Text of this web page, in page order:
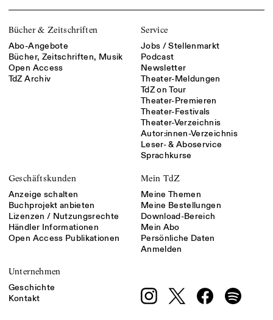
Bücher & Zeitschriften
Abo-Angebote
Bücher, Zeitschriften, Musik
Open Access
TdZ Archiv
Service
Jobs / Stellenmarkt
Podcast
Newsletter
Theater-Meldungen
TdZ on Tour
Theater-Premieren
Theater-Festivals
Theater-Verzeichnis
Autor:innen-Verzeichnis
Leser- & Aboservice
Sprachkurse
Geschäftskunden
Anzeige schalten
Buchprojekt anbieten
Lizenzen / Nutzungsrechte
Händler Informationen
Open Access Publikationen
Mein TdZ
Meine Themen
Meine Bestellungen
Download-Bereich
Mein Abo
Persönliche Daten
Anmelden
Unternehmen
Geschichte
Kontakt